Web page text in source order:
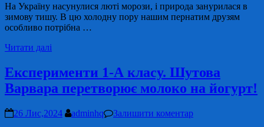
На Україну насунулися люті морози, і природа занурилася в
зимову тишу. В цю холодну пору нашим пернатим друзям
особливо потрібна …
Читати далі
Експерименти 1-А класу. Шутова
Варвара перетворює молоко на йогурт!
26 Лис,2024 adminhq
Залишити коментар